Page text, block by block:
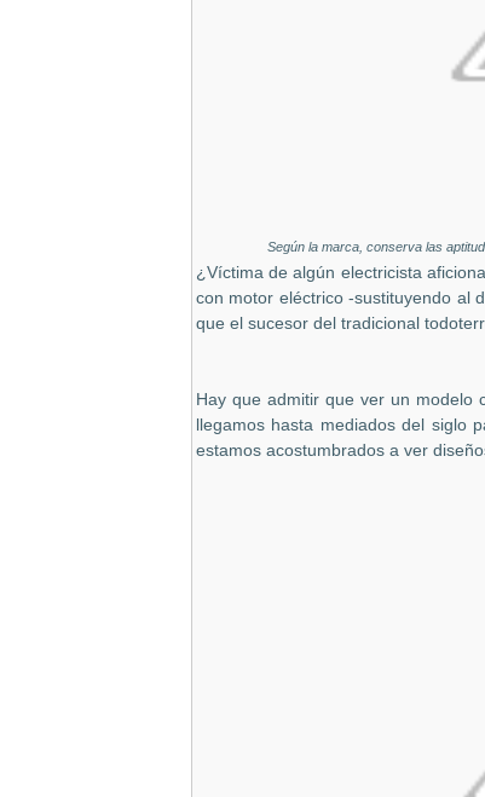
Según la marca, conserva las
¿Víctima de algún electricista
con motor eléctrico -sustituyendo al
que el sucesor del tradicional
Hay que admitir que ver un modelo
llegamos hasta mediados del siglo
estamos acostumbrados a ver